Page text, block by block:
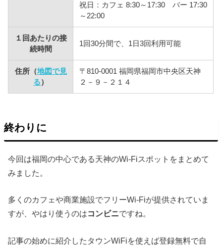
祝日：カフェ 8:30～17:30 バー 17:30
～22:00
１回あたりの接
続時間
1回30分間で、1日3回利用可能
住所（地図で見
る）
〒810-0001 福岡県福岡市中央区天神
２－９－２１４
終わりに
今回は福岡の中心である天神のWi-Fiスポットをまとめて
みました。
多くのカフェや商業施設でフリーWi-Fiが提供されていま
すが、やはり使うのはコンビニですね。
記事の始めに紹介したタウンWiFiを使えば登録無料で自